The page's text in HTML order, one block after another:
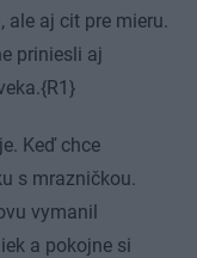
ale aj cit pre mieru.
priniesli aj
Keď chce
s mrazničkou.
vymanil
a pokojne si